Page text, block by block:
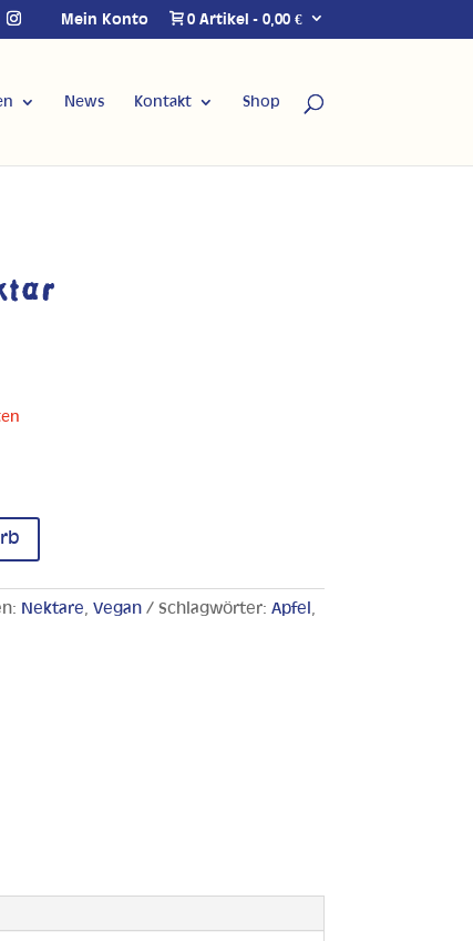
Mein Konto 0 Artikel 0,00 €
News Kontakt Shop
Nektare ,Vegan Schlagwörter: Apfel